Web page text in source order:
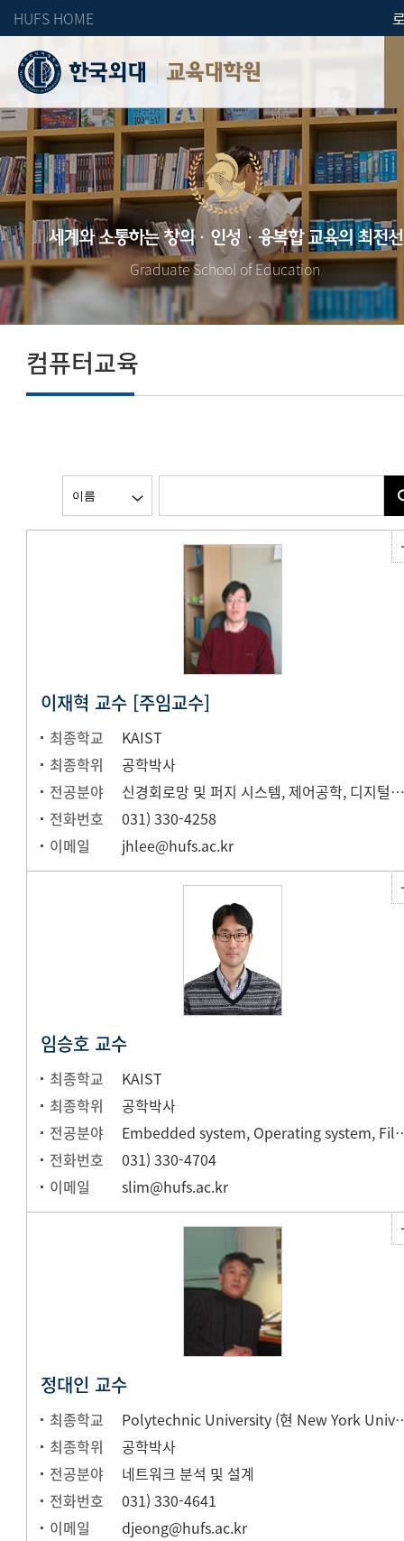
HUFS HOME
교육대학원
세계와 소통하는 창의·인성·융복합 교육의 최전선
Graduate School of Education
컴퓨터교육
이재혁 교수 [주임교수]
최종학교
KAIST
최종학위
공학박사
전공분야
신경회로망 및 퍼지 시스템, 제어공학,
전화번호
031) 330-4258
이메일
jhlee@hufs.ac.kr
임승호 교수
최종학교
KAIST
최종학위
공학박사
전공분야
Embedded
전화번호
031) 330-4704
이메일
slim@hufs.ac.kr
정대인 교수
최종학교
Polytechnic
최종학위
공학박사
전공분야
네트워크 분석 및 설계
전화번호
031) 330-4641
이메일
djeong@hufs.ac.kr